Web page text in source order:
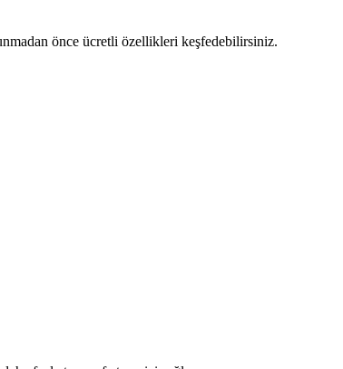
önce ücretli özellikleri keşfedebilirsiniz.